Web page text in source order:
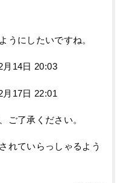
うにしたいですね。
月14日 20:03
17日 22:01
ご了承ください。
れていらっしゃるよう